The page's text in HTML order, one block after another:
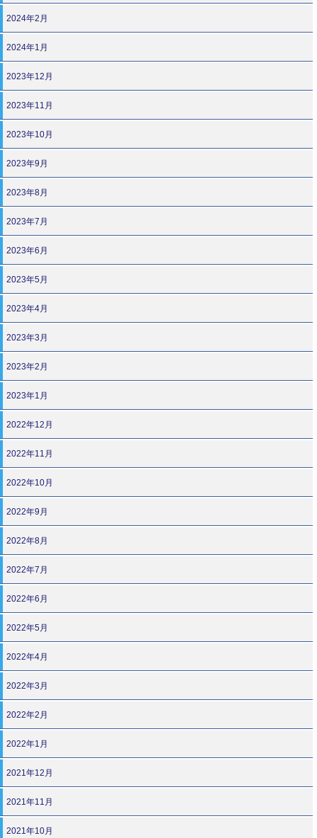
2024年2月
2024年1月
2023年12月
2023年11月
2023年10月
2023年9月
2023年8月
2023年7月
2023年6月
2023年5月
2023年4月
2023年3月
2023年2月
2023年1月
2022年12月
2022年11月
2022年10月
2022年9月
2022年8月
2022年7月
2022年6月
2022年5月
2022年4月
2022年3月
2022年2月
2022年1月
2021年12月
2021年11月
2021年10月